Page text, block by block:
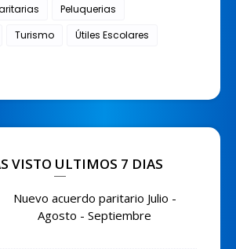
Peluquerias
Turismo
Útiles Escolares
VISTO ULTIMOS 7 DIAS
Nuevo acuerdo paritario Julio -
Agosto - Septiembre